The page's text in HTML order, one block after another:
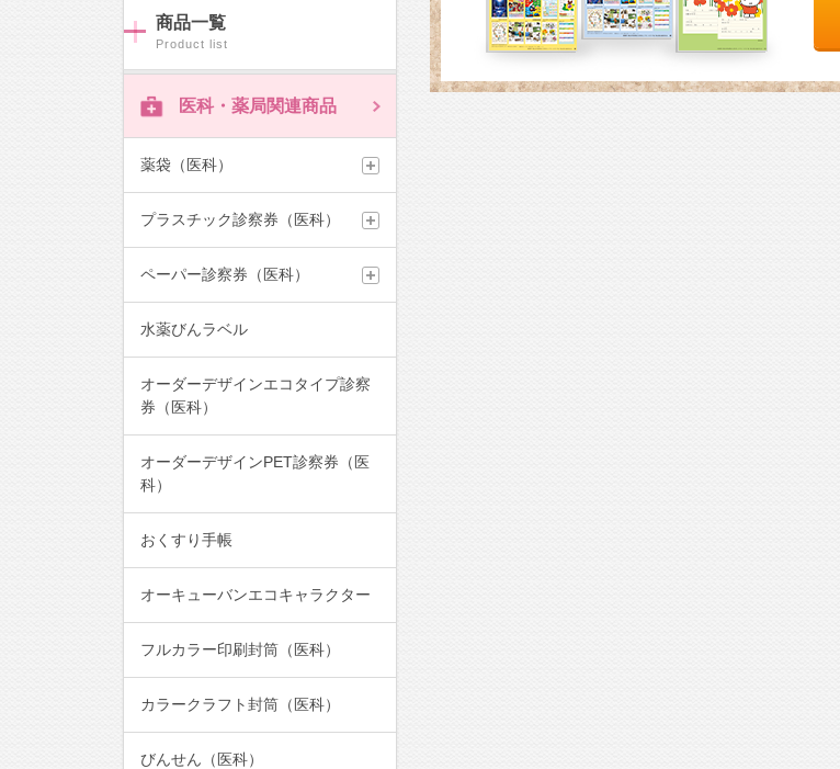
商品一覧
医科・薬局関連商品
薬袋（医科）
プラスチック診察券（医科）
ペーパー診察券（医科）
水薬びんラベル
オーダーデザインエコタイプ診察
券（医科）
オーダーデザインPET診察券（医
科）
おくすり手帳
オーキューバンエコキャラクター
フルカラー印刷封筒（医科）
カラークラフト封筒（医科）
びんせん（医科）